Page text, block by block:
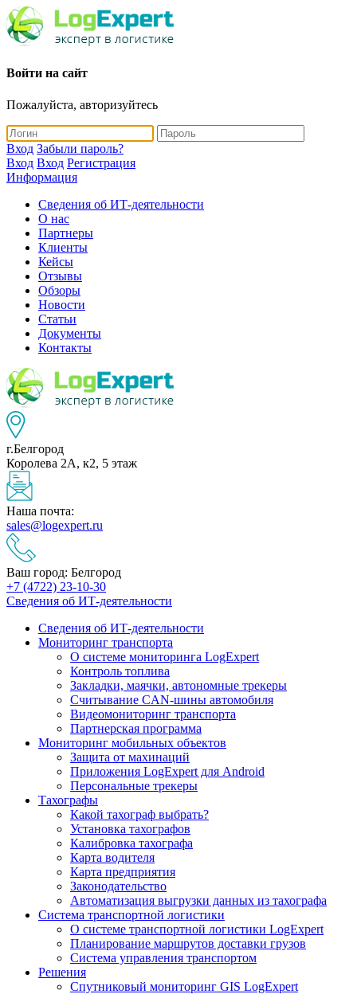
Войти на сайт
Пожалуйста, авторизуйтесь
Вход Забыли пароль?
Вход Вход Регистрация
Информация
Сведения об ИТ-деятельности
О нас
Партнеры
Клиенты
Кейсы
Отзывы
Обзоры
Новости
Статьи
Документы
Контакты
г.Белгород
Королева 2А, к2, 5 этаж
Наша почта:
sales@logexpert.ru
Ваш город: Белгород
+7 (4722) 23-10-30
Сведения об ИТ-деятельности
Сведения об ИТ-деятельности
Мониторинг транспорта
О системе мониторинга LogExpert
Контроль топлива
Закладки, маячки, автономные трекеры
Считывание CAN-шины автомобиля
Видеомониторинг транспорта
Партнерская программа
Мониторинг мобильных объектов
Защита от махинаций
Приложения LogExpert для Android
Персональные трекеры
Тахографы
Какой тахограф выбрать?
Установка тахографов
Калибровка тахографа
Карта водителя
Карта предприятия
Законодательство
Автоматизация выгрузки данных из тахографа
Система транспортной логистики
О системе транспортной логистики LogExpert
Планирование маршрутов доставки грузов
Система управления транспортом
Решения
Спутниковый мониторинг GIS LogExpert